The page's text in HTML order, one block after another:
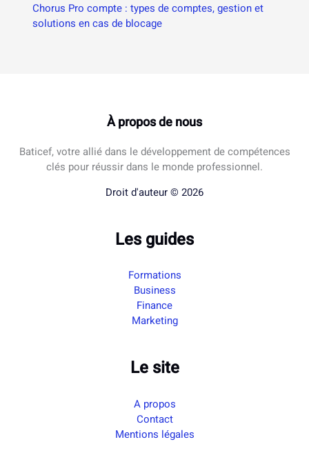
Chorus Pro compte : types de comptes, gestion et
solutions en cas de blocage
À propos de nous
Baticef, votre allié dans le développement de compétences
clés pour réussir dans le monde professionnel.
Droit d'auteur © 2026
Les guides
Formations
Business
Finance
Marketing
Le site
A propos
Contact
Mentions légales